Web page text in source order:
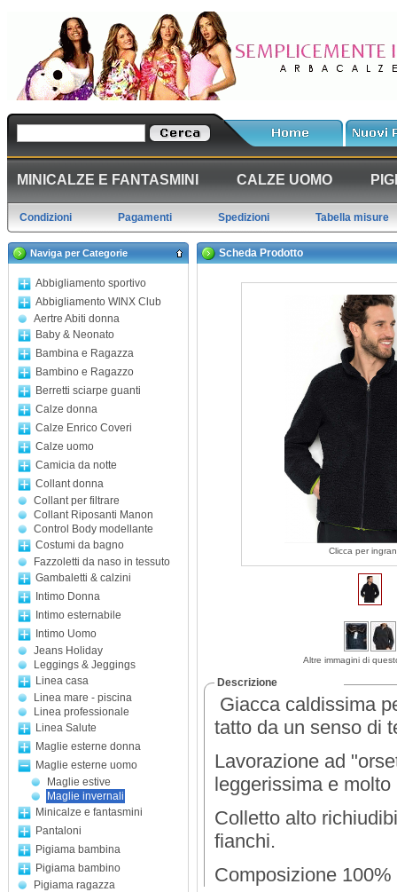
MINICALZE E FANTASMINI CALZE UOMO
Condizioni Pagamenti Spedizioni Tabella misure
Naviga per Categorie
Abbigliamento sportivo
Abbigliamento WINX Club
Aertre Abiti donna
Baby & Neonato
Bambina e Ragazza
Bambino e Ragazzo
Berretti sciarpe guanti
Calze donna
Calze Enrico Coveri
Calze uomo
Camicia da notte
Collant donna
Collant per filtrare
Collant Riposanti Manon
Control Body modellante
Costumi da bagno
Fazzoletti da naso in tessuto
Gambaletti & calzini
Intimo Donna
Intimo esternabile
Intimo Uomo
Jeans Holiday
Leggings & Jeggings
Linea casa
Linea mare - piscina
Linea professionale
Linea Salute
Maglie esterne donna
Maglie esterne uomo
Maglie estive
Maglie invernali
Minicalze e fantasmini
Pantaloni
Pigiama bambina
Pigiama bambino
Pigiama ragazza
Scheda Prodotto
Clicca per
Altre immagini di
Descrizione
Giacca caldissima
tatto da un senso di
Lavorazione ad
leggerissima e
Colletto alto
fianchi.
Composizione